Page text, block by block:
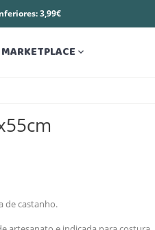
3,99€
MARKETPLACE 
de castanho.